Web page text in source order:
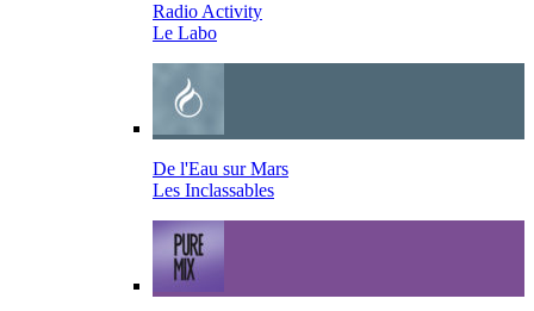
Radio Activity
Le Labo
De l'Eau sur Mars
Les Inclassables